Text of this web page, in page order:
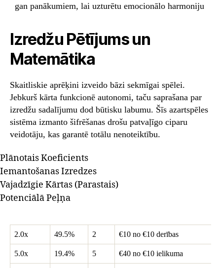
gan panākumiem, lai uzturētu emocionālo harmoniju
Izredžu Pētījums un
Matemātika
Skaitliskie aprēķini izveido bāzi sekmīgai spēlei.
Jebkurš kārta funkcionē autonomi, taču saprašana par
izredžu sadalījumu dod būtisku labumu. Šīs azartspēles
sistēma izmanto šifrēšanas drošu patvaļīgo ciparu
veidotāju, kas garantē totālu nenoteiktību.
Plānotais Koeficients
Iemantošanas Izredzes
Vajadzīgie Kārtas (Parastais)
Potenciālā Peļņa
2.0x 49.5% 2 €10 no €10 derības
5.0x 19.4% 5 €40 no €10 ielikuma